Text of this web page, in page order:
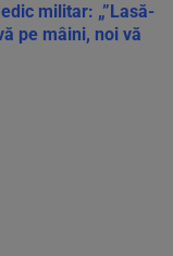
militar: „”Lasă-
pe mâini, noi vă